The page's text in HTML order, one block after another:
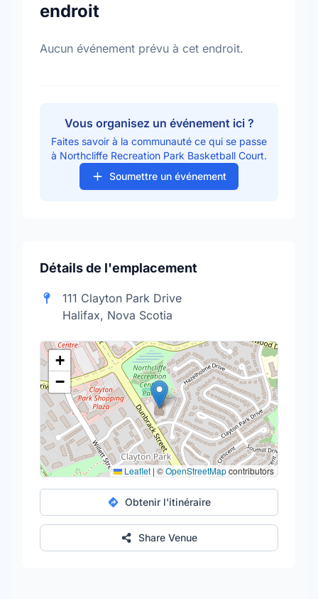
endroit
Aucun événement prévu à cet endroit.
Vous organisez un événement ici ?
Faites savoir à la communauté ce qui se passe
à Northcliffe Recreation Park Basketball Court.
Soumettre un événement
Détails de l'emplacement
111 Clayton Park Drive
Halifax, Nova Scotia
+
−
Leaflet | ©OpenStreetMapcontributors
Obtenir l'itinéraire
Share Venue